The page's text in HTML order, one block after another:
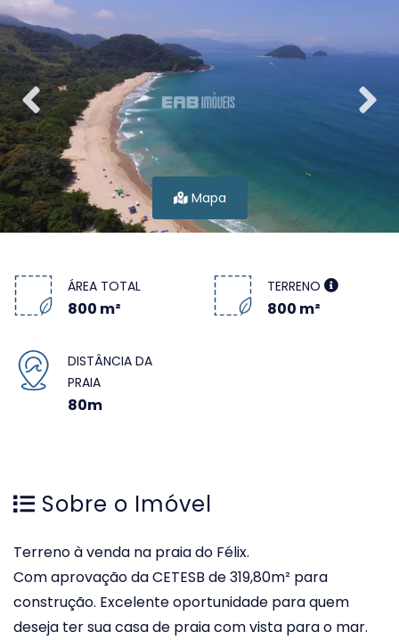
Mapa
ÁREA TOTAL
800 m²
TERRENO
800 m²
DISTÂNCIA DA
PRAIA
80m
Sobre o Imóvel
Terreno à venda na praia do Félix.
Com aprovação da CETESB de 319,80m² para
construção. Excelente oportunidade para quem
deseja ter sua casa de praia com vista para o mar.